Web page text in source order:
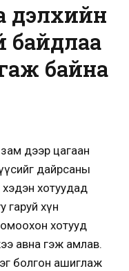
дэлхийн
байдлаа
байна
дээр цагаан
дайрсаны
хотуудад
гаруй хүн
хотууд
авна гэж амлав.
болгон ашиглаж